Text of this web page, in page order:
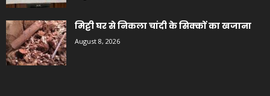
मिट्टी घर से निकला चांदी के सिक्कों का खजाना
August 8, 2026